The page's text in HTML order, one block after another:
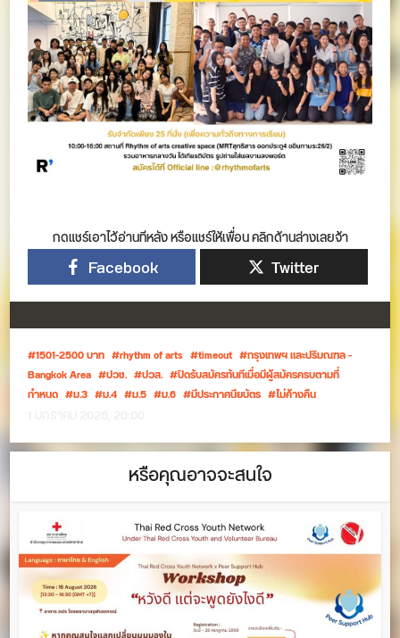
กดแชร์เอาไว้อ่านทีหลัง หรือแชร์ให้เพื่อน คลิกด้านล่างเลยจ้า
Facebook Twitter
1501-2500 บาท rhythm of arts timeout
กรุงเทพฯ และปริมณฑล -
Bangkok Area
ปวช. ปวส.
ปิดรับสมัครทันทีเมื่อมีผู้สมัครครบตามที่
กำหนด
ม.3 ม.4 ม.5 ม.6 มีประกาศนียบัตร ไม่ค้างคืน
หรือคุณอาจจะสนใจ